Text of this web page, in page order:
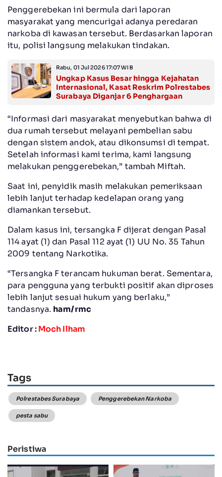
Penggerebekan ini bermula dari laporan
masyarakat yang mencurigai adanya peredaran
narkoba di kawasan tersebut. Berdasarkan laporan
itu, polisi langsung melakukan tindakan.
Rabu, 01 Jul 2026 17:07 WIB
Ungkap Kasus Besar hingga Kejahatan
Internasional, Kasat Reskrim Polrestabes
Surabaya Diganjar 6 Penghargaan
“Informasi dari masyarakat menyebutkan bahwa di
dua rumah tersebut melayani pembelian sabu
dengan sistem andok, atau dikonsumsi di tempat.
Setelah informasi kami terima, kami langsung
melakukan penggerebekan,” tambah Miftah.
Saat ini, penyidik masih melakukan pemeriksaan
lebih lanjut terhadap kedelapan orang yang
diamankan tersebut.
Dalam kasus ini, tersangka F dijerat dengan Pasal
114 ayat (1) dan Pasal 112 ayat (1) UU No. 35 Tahun
2009 tentang Narkotika.
“Tersangka F terancam hukuman berat. Sementara,
para pengguna yang terbukti positif akan diproses
lebih lanjut sesuai hukum yang berlaku,”
tandasnya. ham/rmc
Editor :Moch Ilham
Tags
Polrestabes Surabaya Penggerebekan Narkoba
pesta sabu
Peristiwa